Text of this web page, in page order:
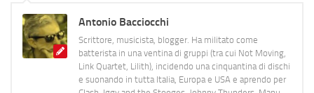
Antonio Bacciocchi
Scrittore, musicista, blogger. Ha militato come
batterista in una ventina di gruppi (tra cui Not Moving,
Link Quartet, Lilith), incidendo una cinquantina di dischi
e suonando in tutta Italia, Europa e USA e aprendo per